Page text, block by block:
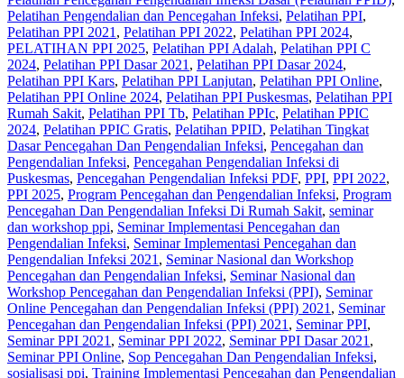
Pelatihan Pengendalian dan Pencegahan Infeksi, Pelatihan PPI,
Pelatihan PPI 2021 , Pelatihan PPI 2022, Pelatihan PPI 2024,
PELATIHAN PPI 2025, Pelatihan PPI Adalah, Pelatihan PPI C
2024, Pelatihan PPI Dasar 2021 , Pelatihan PPI Dasar 2024,
Pelatihan PPI Kars, Pelatihan PPI Lanjutan, Pelatihan PPI Online,
Pelatihan PPI Online 2024, Pelatihan PPI Puskesmas, Pelatihan PPI
Rumah Sakit, Pelatihan PPI Tb, Pelatihan PPIc, Pelatihan PPIC
2024, Pelatihan PPIC Gratis, Pelatihan PPID, Pelatihan Tingkat
Dasar Pencegahan Dan Pengendalian Infeksi, Pencegahan dan
Pengendalian Infeksi, Pencegahan Pengendalian Infeksi di
Puskesmas, Pencegahan Pengendalian Infeksi PDF, PPI, PPI 2022,
PPI 2025, Program Pencegahan dan Pengendalian Infeksi, Program
Pencegahan Dan Pengendalian Infeksi Di Rumah Sakit, seminar
dan workshop ppi, Seminar Implementasi Pencegahan dan
Pengendalian Infeksi, Seminar Implementasi Pencegahan dan
Pengendalian Infeksi 2021 , Seminar Nasional dan Workshop
Pencegahan dan Pengendalian Infeksi, Seminar Nasional dan
Workshop Pencegahan dan Pengendalian Infeksi (PPI), Seminar
Online Pencegahan dan Pengendalian Infeksi (PPI) 2021 , Seminar
Pencegahan dan Pengendalian Infeksi (PPI) 2021 , Seminar PPI,
Seminar PPI 2021 , Seminar PPI 2022, Seminar PPI Dasar 2021 ,
Seminar PPI Online, Sop Pencegahan Dan Pengendalian Infeksi,
sosialisasi ppi, Training Implementasi Pencegahan dan Pengendalian